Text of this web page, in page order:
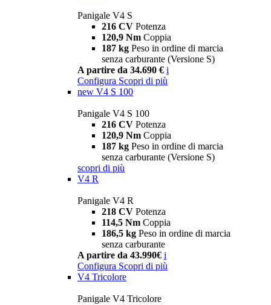
Panigale V4 S
216 CV Potenza
120,9 Nm Coppia
187 kg Peso in ordine di marcia
senza carburante (Versione S)
A partire da 34.690 € i
Configura Scopri di più
new V4 S 100
Panigale V4 S 100
216 CV Potenza
120,9 Nm Coppia
187 kg Peso in ordine di marcia
senza carburante (Versione S)
scopri di più
V4 R
Panigale V4 R
218 CV Potenza
114,5 Nm Coppia
186,5 kg Peso in ordine di marcia
senza carburante
A partire da 43.990€ i
Configura Scopri di più
V4 Tricolore
Panigale V4 Tricolore